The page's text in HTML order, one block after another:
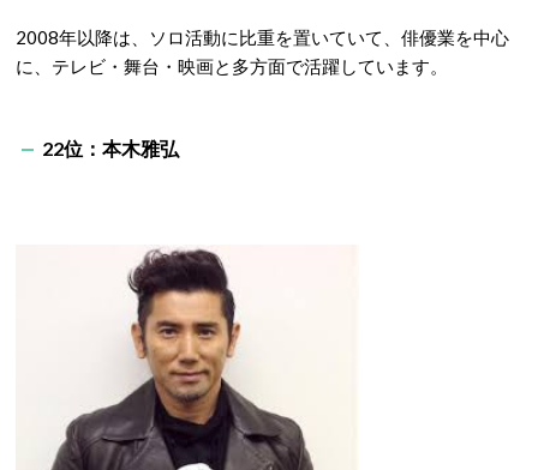
2008年以降は、ソロ活動に比重を置いていて、俳優業を中心
に、テレビ・舞台・映画と多方面で活躍しています。
22位：本木雅弘